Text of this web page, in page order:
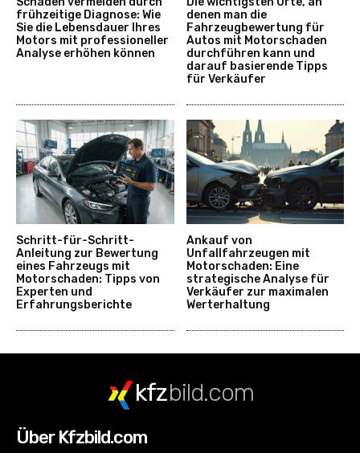
frühzeitige Diagnose: Wie
Sie die Lebensdauer Ihres
Motors mit professioneller
Analyse erhöhen können
denen man die
Fahrzeugbewertung für
Autos mit Motorschaden
durchführen kann und
darauf basierende Tipps
für Verkäufer
Schritt-für-Schritt-
Anleitung zur Bewertung
eines Fahrzeugs mit
Motorschaden: Tipps von
Experten und
Erfahrungsberichte
Ankauf von
Unfallfahrzeugen mit
Motorschaden: Eine
strategische Analyse für
Verkäufer zur maximalen
Werterhaltung
kfzbild.com
Über Kfzbild.com